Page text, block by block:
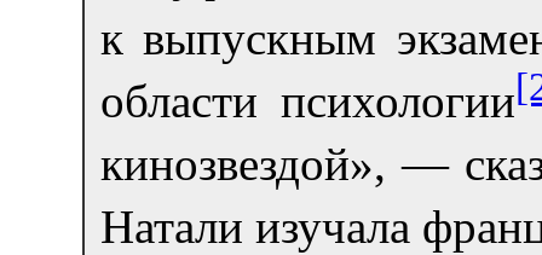
к выпускным
области психологии
кинозвездой», —
Натали изучала